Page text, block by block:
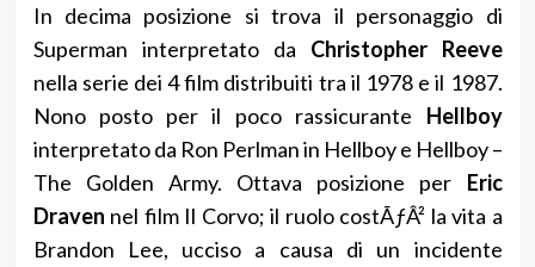
In decima posizione si trova il personaggio di
Superman interpretato da Christopher Reeve
nella serie dei 4 film distribuiti tra il 1978 e il 1987.
Nono posto per il poco rassicurante Hellboy
interpretato da Ron Perlman in Hellboy e Hellboy –
The Golden Army. Ottava posizione per Eric
Draven nel film Il Corvo; il ruolo costÃƒÂ² la vita a
Brandon Lee, ucciso a causa di un incidente